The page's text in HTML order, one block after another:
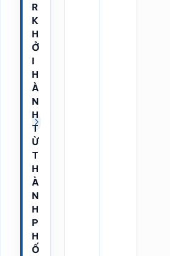
R
K
H
Ở
I
H
À
N
H
T
Ừ
T
H
À
N
H
P
H
Ố